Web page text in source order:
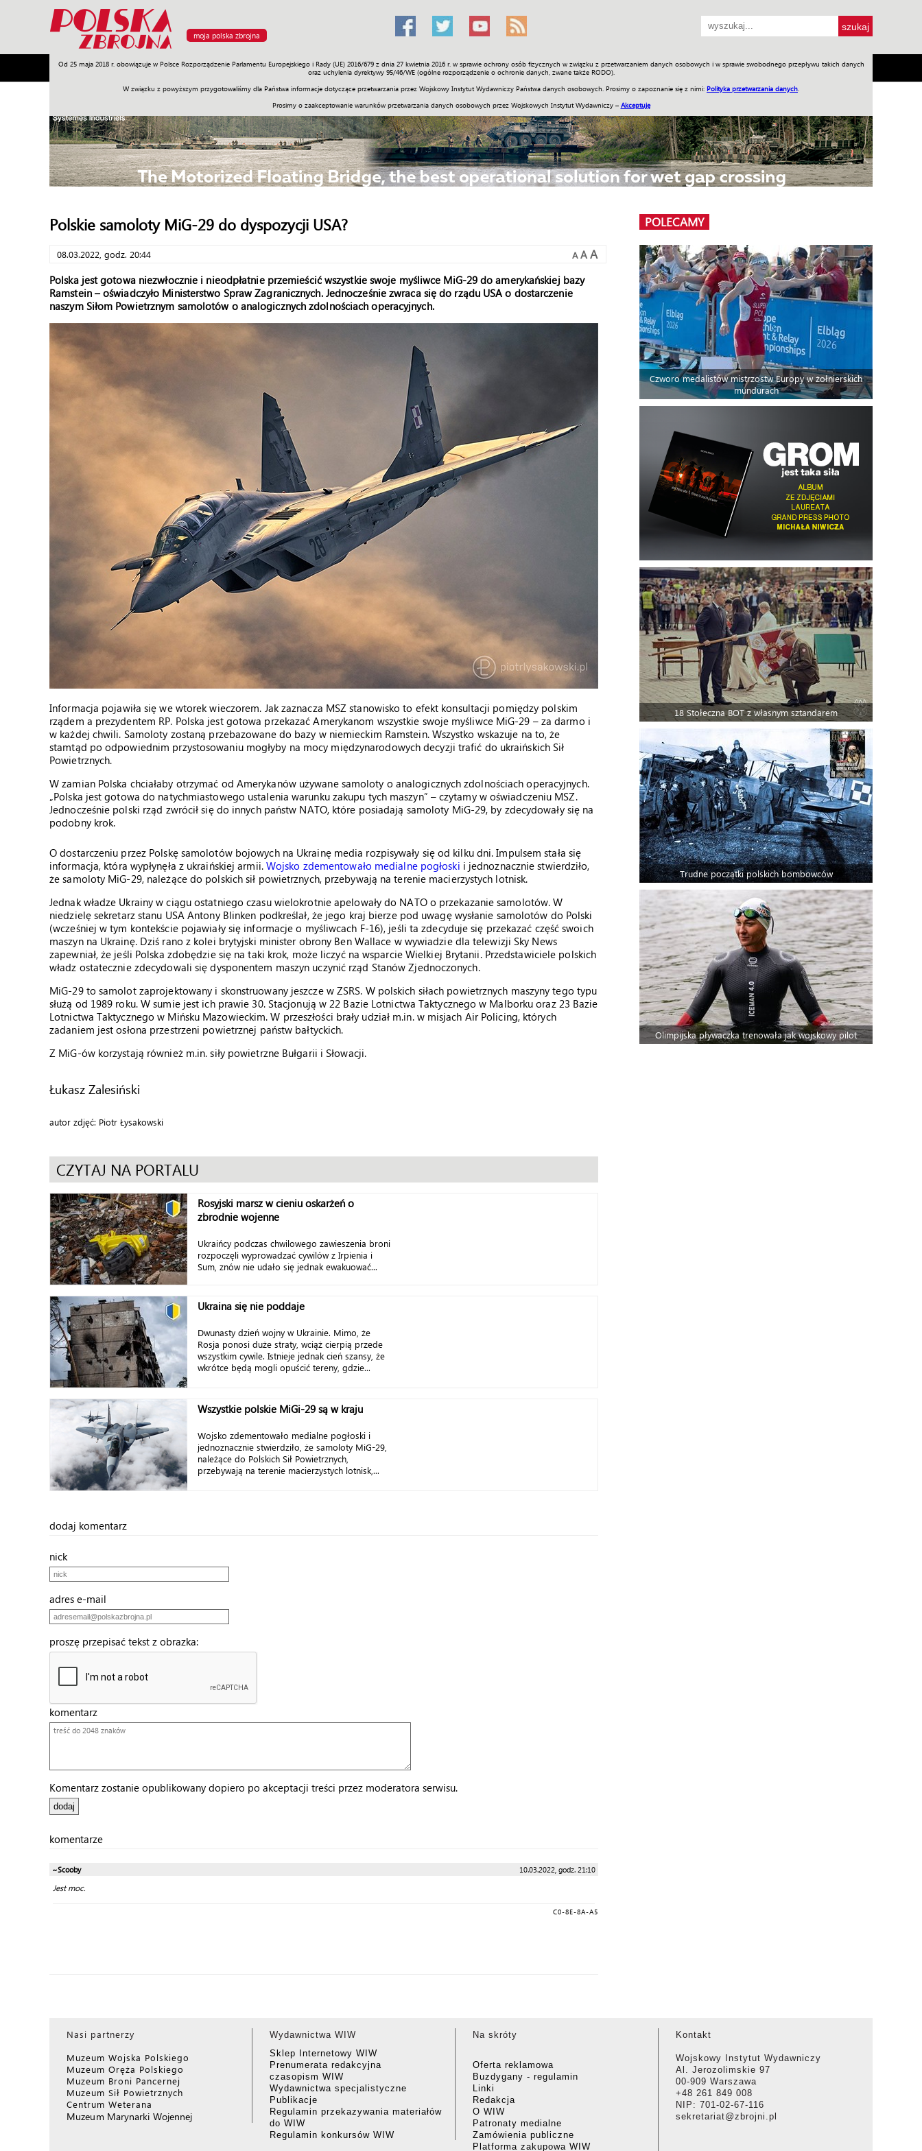
moja polska zbrojna
Od 25 maja 2018 r. obowiązuje w Polsce Rozporządzenie Parlamentu Europejskiego i Rady (UE) 2016/679 z dnia 27 kwietnia 2016 r. w sprawie ochrony osób fizycznych w związku z przetwarzaniem danych osobowych i w sprawie swobodnego przepływu takich danych
oraz uchylenia dyrektywy 95/46/WE (ogólne rozporządzenie o ochronie danych, zwane także RODO).
W związku z powyższym przygotowaliśmy dla Państwa informacje dotyczące przetwarzania przez Wojskowy Instytut Wydawniczy Państwa danych osobowych. Prosimy o zapoznanie się z nimi: Polityka przetwarzania danych
Prosimy o zaakceptowanie warunków przetwarzania danych osobowych przez Wojskowych Instytut Wydawniczy – Akceptuję
Armia Poligon Sprzęt Misje Polityka Prawo Świat Społeczność Sport Historia Galerie Wideo ENGLISH SKLEP Jednodniówki Praca w WIW
Polskie samoloty MiG-29 do dyspozycji USA?
08.03.2022, godz. 20:44 A A A
Polska jest gotowa niezwłocznie i nieodpłatnie przemieścić wszystkie swoje myśliwce MiG-29 do amerykańskiej bazy
Ramstein – oświadczyło Ministerstwo Spraw Zagranicznych. Jednocześnie zwraca się do rządu USA o dostarczenie
naszym Siłom Powietrznym samolotów o analogicznych zdolnościach operacyjnych.
Informacja pojawiła się we wtorek wieczorem. Jak zaznacza MSZ stanowisko to efekt konsultacji pomiędzy polskim
rządem a prezydentem RP. Polska jest gotowa przekazać Amerykanom wszystkie swoje myśliwce MiG-29 – za darmo i
w każdej chwili. Samoloty zostaną przebazowane do bazy w niemieckim Ramstein. Wszystko wskazuje na to, że
stamtąd po odpowiednim przystosowaniu mogłyby na mocy międzynarodowych decyzji trafić do ukraińskich Sił
Powietrznych.
W zamian Polska chciałaby otrzymać od Amerykanów używane samoloty o analogicznych zdolnościach operacyjnych.
„Polska jest gotowa do natychmiastowego ustalenia warunku zakupu tych maszyn” – czytamy w oświadczeniu MSZ.
Jednocześnie polski rząd zwrócił się do innych państw NATO, które posiadają samoloty MiG-29, by zdecydowały się na
podobny krok.
O dostarczeniu przez Polskę samolotów bojowych na Ukrainę media rozpisywały się od kilku dni. Impulsem stała się
informacja, która wypłynęła z ukraińskiej armii. Wojsko zdementowało medialne pogłoski i jednoznacznie stwierdziło,
że samoloty MiG-29, należące do polskich sił powietrznych, przebywają na terenie macierzystych lotnisk.
Jednak władze Ukrainy w ciągu ostatniego czasu wielokrotnie apelowały do NATO o przekazanie samolotów. W
niedzielę sekretarz stanu USA Antony Blinken podkreślał, że jego kraj bierze pod uwagę wysłanie samolotów do Polski
(wcześniej w tym kontekście pojawiały się informacje o myśliwcach F-16), jeśli ta zdecyduje się przekazać część swoich
maszyn na Ukrainę. Dziś rano z kolei brytyjski minister obrony Ben Wallace w wywiadzie dla telewizji Sky News
zapewniał, że jeśli Polska zdobędzie się na taki krok, może liczyć na wsparcie Wielkiej Brytanii. Przedstawiciele polskich
władz ostatecznie zdecydowali się dysponentem maszyn uczynić rząd Stanów Zjednoczonych.
MiG-29 to samolot zaprojektowany i skonstruowany jeszcze w ZSRS. W polskich siłach powietrznych maszyny tego typu
służą od 1989 roku. W sumie jest ich prawie 30. Stacjonują w 22 Bazie Lotnictwa Taktycznego w Malborku oraz 23 Bazie
Lotnictwa Taktycznego w Mińsku Mazowieckim. W przeszłości brały udział m.in. w misjach Air Policing, których
zadaniem jest osłona przestrzeni powietrznej państw bałtyckich.
Z MiG-ów korzystają również m.in. siły powietrzne Bułgarii i Słowacji.
Łukasz Zalesiński
autor zdjęć: Piotr Łysakowski
CZYTAJ NA PORTALU
Rosyjski marsz w cieniu oskarżeń o
zbrodnie wojenne
Ukraińcy podczas chwilowego zawieszenia broni
rozpoczęli wyprowadzać cywilów z Irpienia i
Sum, znów nie udało się jednak ewakuować...
Ukraina się nie poddaje
Dwunasty dzień wojny w Ukrainie. Mimo, że
Rosja ponosi duże straty, wciąż cierpią przede
wszystkim cywile. Istnieje jednak cień szansy, że
wkrótce będą mogli opuścić tereny, gdzie...
Wszystkie polskie MiGi-29 są w kraju
Wojsko zdementowało medialne pogłoski i
jednoznacznie stwierdziło, że samoloty MiG-29,
należące do Polskich Sił Powietrznych,
przebywają na terenie macierzystych lotnisk,...
dodaj komentarz
nick
adres e-mail
proszę przepisać tekst z obrazka:
komentarz
Komentarz zostanie opublikowany dopiero po akceptacji treści przez moderatora serwisu.
komentarze
~Scooby 10.03.2022, godz. 21:10
Jest moc.
C0-8E-8A-A5
POLECAMY
Czworo medalistów mistrzostw Europy w żołnierskich
mundurach
18 Stołeczna BOT z własnym sztandarem
Trudne początki polskich bombowców
Olimpijska pływaczka trenowała jak wojskowy pilot
Nasi partnerzy
Muzeum Wojska Polskiego
Muzeum Oręża Polskiego
Muzeum Broni Pancernej
Muzeum Sił Powietrznych
Centrum Weterana
Muzeum Marynarki Wojennej
Wydawnictwa WIW
Sklep Internetowy WIW
Prenumerata redakcyjna
czasopism WIW
Wydawnictwa specjalistyczne
Publikacje
Regulamin przekazywania materiałów
do WIW
Regulamin konkursów WIW
Na skróty
Oferta reklamowa
Buzdygany - regulamin
Linki
Redakcja
O WIW
Patronaty medialne
Zamówienia publiczne
Platforma zakupowa WIW
Kontakt
Wojskowy Instytut Wydawniczy
Al. Jerozolimskie 97
00-909 Warszawa
+48 261 849 008
NIP: 701-02-67-116
sekretariat@zbrojni.pl